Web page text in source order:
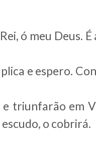
ó meu Deus. É
e espero.
e triunfarão em
o cobrirá.